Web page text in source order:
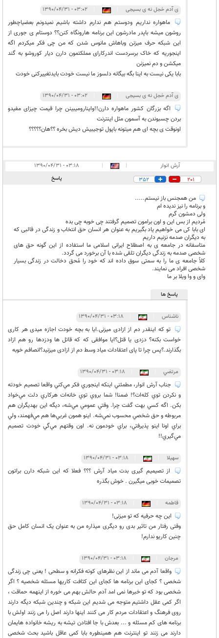
ی آدم خجل نه ی بسیجی ۰۳:۰۲ - ۱۳۹۰/۰۴/۳۱
ماهواره نداریم ودوستم هم ندارم داشته باشیم نمیدونم بعضیاچطور
روشون میشه باپدر مادرشون این برنامه هارونگاه کنن؟؟ دوستام ی جوری از
این شبکه حرف میزنن وباهاش مانوس شدن که من چی فکر میکردم اگه
اینجوریه که خاک برسردست اندرکارای مملکتمون دارن دیار کوروشو به گند
میکشن و دم نمیزنن
بابا یکی نیست به اینا بگه بیگانه دلسوز ما نیست خودت بایدتغییرکنی خودت
ی آدم خجل نه ی بسیجی ۰۳:۰۲ - ۱۳۹۰/۰۴/۳۱
اگه بزرگان کشور ماهواره دارن!!واینارومیبینن چرا قیمت چیزای مفیدو
بردن چسبوندن به آسمون مثل اینترنت
اونوقت ی بچه ای هم میتونه باپول توجیبیش دیش بخره ؟؟هان؟؟؟؟؟
آرش انوار |
|
۰۳:۱۸ - ۱۳۹۰/۰۴/۳۱
201
352 پاسخ
من همجنس باز نیستم.....
و برنامه را نیز ندیده ام
ولی دمشون گرم
مُردیم از بس این و اون برامون تصمیم گرفتند چی خوبه چی بده
ای بابا کی می خواهیم یاد بگیریم به عنوان هر انسان حق انتخاب و زندگی در قالبی که
به دیگران صدمه نزنیم داریم
متاسفانه در جامعه ی به اصطلاح ایرانی اسلامی ما استفاده از این گونه حق های
شخصی صدمه به زندگی دیگران تلقی شده با آن برخورد می گردد.
کلاً جامعه ی ما را به سمتی سوق داده اند که خود را مُحق دخالت در زندگی بسیار
شخصی افراد می نمایند.
وای و وا ویلا بر ما
پاسخ ها
ناشناس ۰۳:۱۸ - ۱۳۹۰/۰۴/۳۱
تو که اینقدر دم از ازادی میزنی.ایا به بچه خودت اجازه میدی هر کاری
خواست بکنه؟ دزدی یا قتل؟ایا موافقی که که قاتل ها ودزدها رو هم ازاد
بگذارند.؟پس چرا تا پای اعتقادات میاد وسط دم از ازادی میزنید؟انصافم خوبه
مرتضي ۰۳:۱۸ - ۱۳۹۰/۰۴/۳۱
جناب آرش انوار، مطمئني اينكه اينجوري فكر مي‌كني واقعا تصميم خودته
و نكردن توي كله‌ات؟! ضمنا! شما بروي توي خانه‌ات هركاري دلت مي‌خواد
بكن. اگه كسي بهت گفت چرا. وقتي عمومي مي‌شه، ديگه اين بهديگران هم
مربوطه و حق شخصي محسوب نمي‌شه. اينو همون غربي‌ها هم مي‌فهمند، ولي
براي اونا اينو پذيرفتي، براي خودمون نه. اون وقتهم مي‌گي خودت تصميم
مي‌گيري!!
سهیلا ۰۳:۱۸ - ۱۳۹۰/۰۴/۳۱
از تصیمیم گیری بدت میاد آرش ؟؟؟ فعلا که این شبکه دارن براتون
تصمیمات خوبی میگیرن . خوش بگذره
فاطمه ۰۳:۱۸ - ۱۳۹۰/۰۴/۳۱
این چه حرفیه که تو میزنی!
وقتی رفتار من تاثیر بدی رو دیگری میذاره من به عنوان یک انسان کامل حق
چنین کاریو ندارم!
مرجان ۰۳:۱۸ - ۱۳۹۰/۰۴/۳۱
واقعا آدم می ماند از این نظرهای کوته فکرانه و سطحی ! یعنی چی زندگی
شخصی ؟ کجای این برنامه ها کجای این کثافت کاریها مسئله شخصیه ؟ اگر
شخصی بود که تو خبرها نمی امد آدم حالش بهم می خوره از اینهمه حماقت ،
اگر کمی عقل داشتیم متوجه می شدیم این شبکه و چندین شبکه دیگه دارند
روی فرهنگ و اعتقادات مردم کار می کنند اینها دارند اصل را می زنند اولش با
برنامه های کم مسئله و ... بعدش با جا افتادن تیشه به ریشه خانواده هایمان
دارند می زنند تو اینترنت هم همینطوره بابا کمی عاقل باشید بحث شخصی